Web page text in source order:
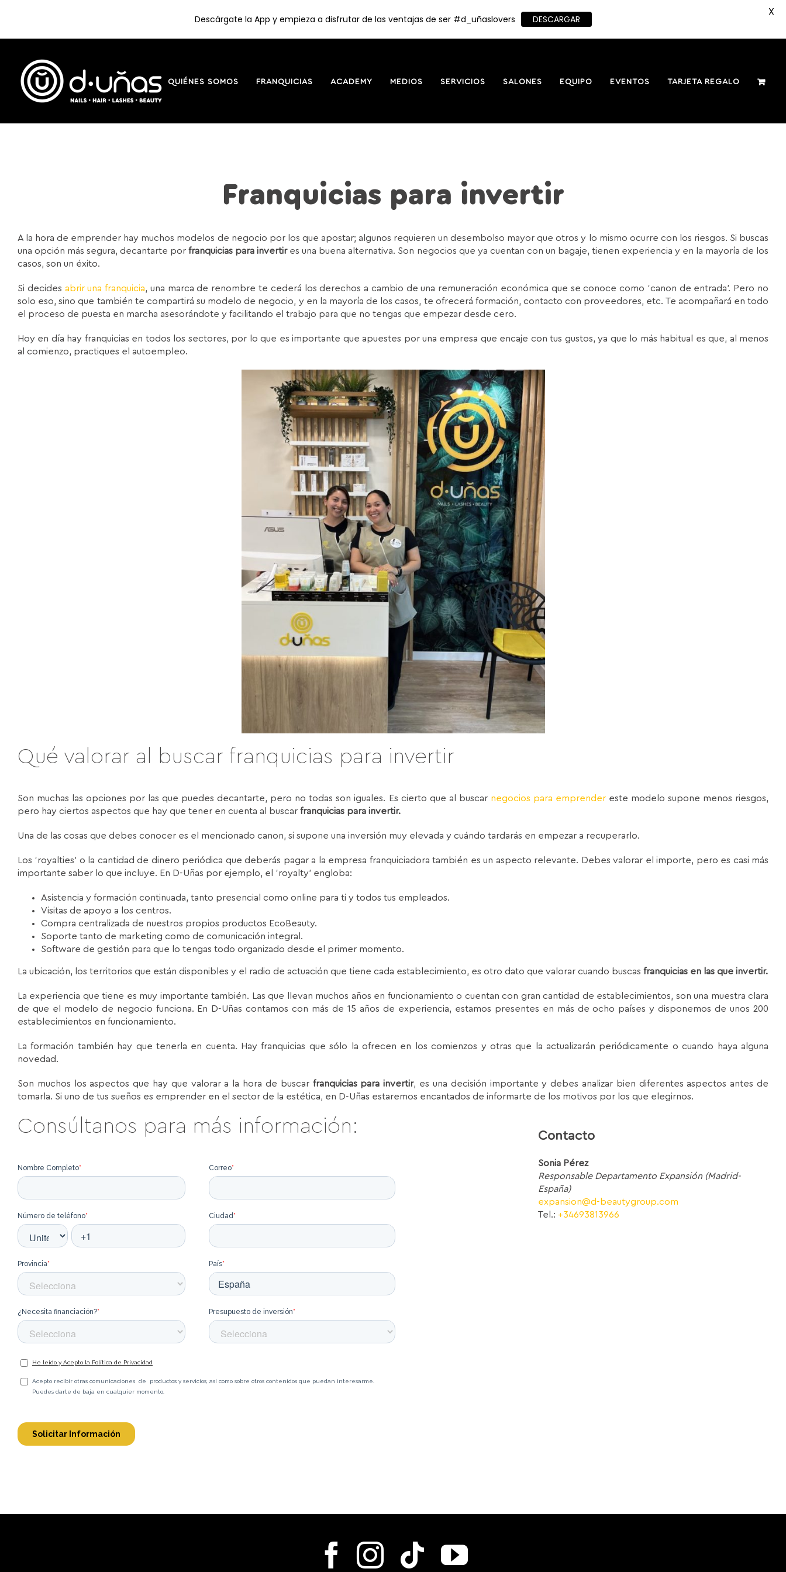
contenido
QUIÉNES SOMOS FRANQUICIAS ACADEMY MEDIOS SERVICIOS SALONES EQUIPO EVENTOS TARJETA REGALO
Franquicias para invertir
A la hora de emprender hay muchos modelos de negocio por los que apostar; algunos requieren un desembolso mayor que otros y lo mismo ocurre con los riesgos. Si buscas
una opción más segura, decantarte porfranquicias para invertires una buena alternativa. Son negocios que ya cuentan con un bagaje, tienen experiencia y en la mayoría de los
casos, son un éxito.
Si decides abrir una franquicia, una marca de renombre te cederá los derechos a cambio de una remuneración económica que se conoce como ‘canon de entrada’. Pero no
solo eso, sino que también te compartirá su modelo de negocio, y en la mayoría de los casos, te ofrecerá formación, contacto con proveedores, etc. Te acompañará en todo
el proceso de puesta en marcha asesorándote y facilitando el trabajo para que no tengas que empezar desde cero.
Hoy en día hay franquicias en todos los sectores, por lo que es importante que apuestes por una empresa que encaje con tus gustos, ya que lo más habitual es que, al menos
al comienzo, practiques el autoempleo.
Qué valorar al buscar franquicias para invertir
Son muchas las opciones por las que puedes decantarte, pero no todas son iguales. Es cierto que al buscar negocios para emprender este modelo supone menos riesgos,
pero hay ciertos aspectos que hay que tener en cuenta al buscar franquicias para invertir.
Una de las cosas que debes conocer es el mencionado canon, si supone una inversión muy elevada y cuándo tardarás en empezar a recuperarlo.
Los ‘royalties’ o la cantidad de dinero periódica que deberás pagar a la empresa franquiciadora también es un aspecto relevante. Debes valorar el importe, pero es casi más
importante saber lo que incluye. En D-Uñas por ejemplo, el ‘royalty’ engloba:
Asistencia y formación continuada, tanto presencial como online para ti y todos tus empleados.
Visitas de apoyo a los centros.
Compra centralizada de nuestros propios productos EcoBeauty.
Soporte tanto de marketing como de comunicación integral.
Software de gestión para que lo tengas todo organizado desde el primer momento.
La ubicación, los territorios que están disponibles y el radio de actuación que tiene cada establecimiento, es otro dato que valorar cuando buscas franquicias en las que invertir.
La experiencia que tiene es muy importante también. Las que llevan muchos años en funcionamiento o cuentan con gran cantidad de establecimientos, son una muestra clara
de que el modelo de negocio funciona. En D-Uñas contamos con más de 15 años de experiencia, estamos presentes en más de ocho países y disponemos de unos 200
establecimientos en funcionamiento.
La formación también hay que tenerla en cuenta. Hay franquicias que sólo la ofrecen en los comienzos y otras que la actualizarán periódicamente o cuando haya alguna
novedad.
Son muchos los aspectos que hay que valorar a la hora de buscar franquicias para invertir, es una decisión importante y debes analizar bien diferentes aspectos antes de
tomarla. Si uno de tus sueños es emprender en el sector de la estética, en D-Uñas estaremos encantados de informarte de los motivos por los que elegirnos.
Consúltanos para más información: Contacto
Sonia Pérez
Responsable Departamento Expansión (Madrid-
España)
expansion@d-beautygroup.com
Tel.:+34693813966
Descárgate la App y empieza a disfrutar de las ventajas de ser #d_uñaslovers DESCARGAR
X